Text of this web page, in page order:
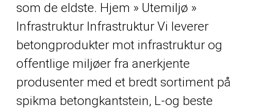
som de eldste. Hjem » Utemiljø »
Infrastruktur Infrastruktur Vi leverer
betongprodukter mot infrastruktur og
offentlige miljøer fra anerkjente
produsenter med et bredt sortiment på
spikma betongkantstein, L-og beste